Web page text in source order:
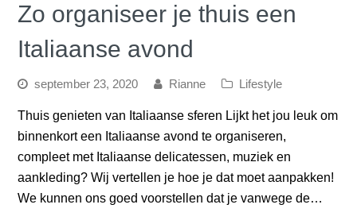
Zo organiseer je thuis een
Italiaanse avond
september 23, 2020 Rianne Lifestyle
Thuis genieten van Italiaanse sferen Lijkt het jou leuk om
binnenkort een Italiaanse avond te organiseren,
compleet met Italiaanse delicatessen, muziek en
aankleding? Wij vertellen je hoe je dat moet aanpakken!
We kunnen ons goed voorstellen dat je vanwege de…